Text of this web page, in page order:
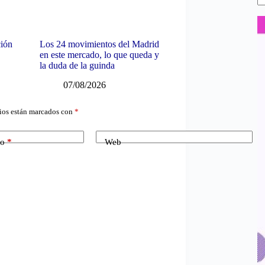
Los 24 movimientos del Madrid
en este mercado, lo que queda y
la duda de la guinda
07/08/2026
están marcados con *
* Web